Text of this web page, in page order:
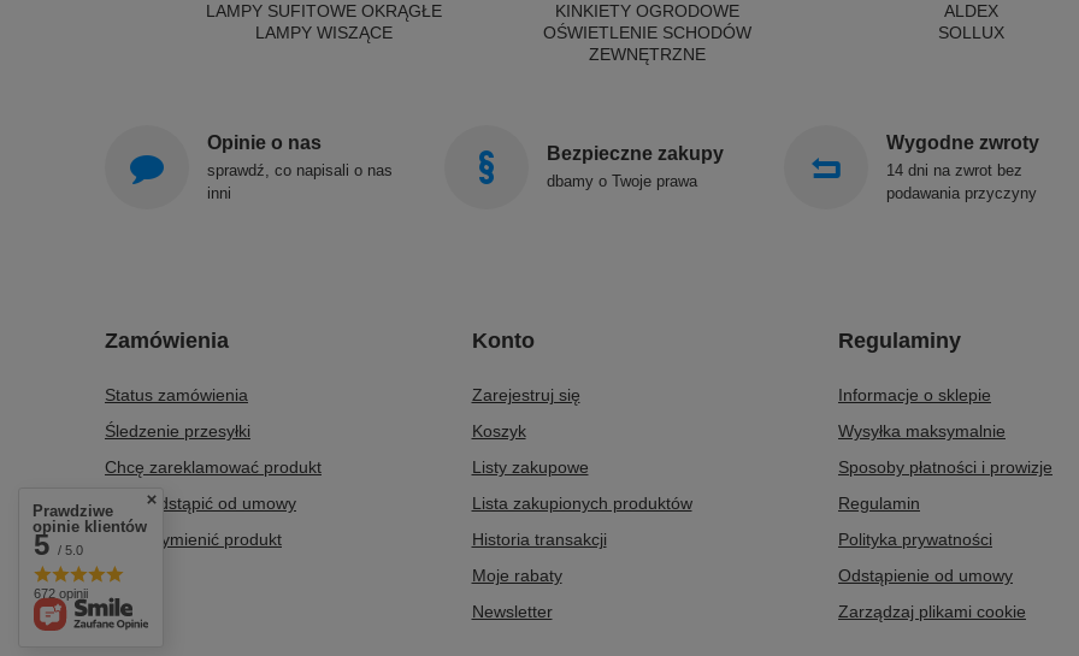
LAMPY SUFITOWE OKRĄGŁE
LAMPY WISZĄCE
KINKIETY OGRODOWE
OŚWIETLENIE SCHODÓW
ZEWNĘTRZNE
ALDEX
SOLLUX
Opinie o nas
sprawdź, co napisali o nas
inni
Bezpieczne zakupy
dbamy o Twoje prawa
Wygodne zwroty
14 dni na zwrot bez
podawania przyczyny
Zamówienia
Status zamówienia
Śledzenie przesyłki
Chcę zareklamować produkt
Chcę odstąpić od umowy
Chcę wymienić produkt
Kontakt
Konto
Zarejestruj się
Koszyk
Listy zakupowe
Lista zakupionych produktów
Historia transakcji
Moje rabaty
Newsletter
Regulaminy
Informacje o sklepie
Wysyłka maksymalnie
Sposoby płatności i prowizje
Regulamin
Polityka prywatności
Odstąpienie od umowy
Zarządzaj plikami cookie
Prawdziwe
opinie klientów
5 / 5.0
672 opinii